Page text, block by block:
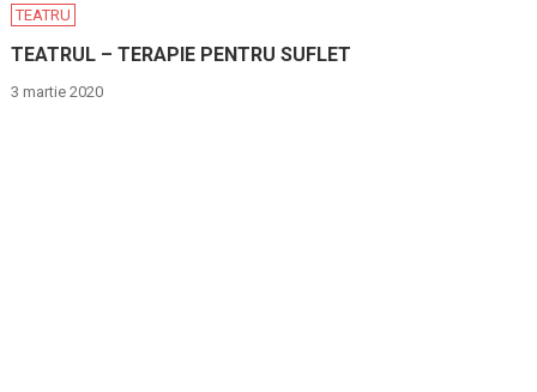
TEATRU
TEATRUL – TERAPIE PENTRU SUFLET
3 martie 2020